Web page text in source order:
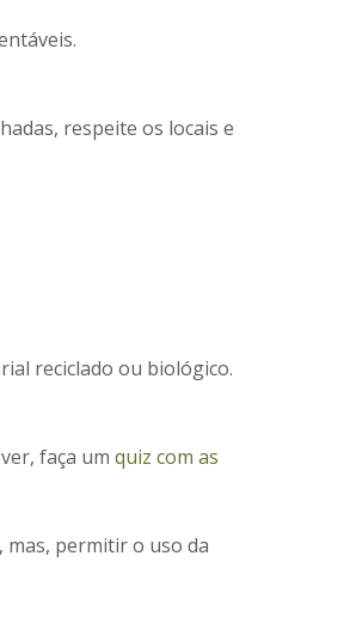
respeite os locais e
reciclado ou biológico.
faça um quiz com as
permitir o uso da